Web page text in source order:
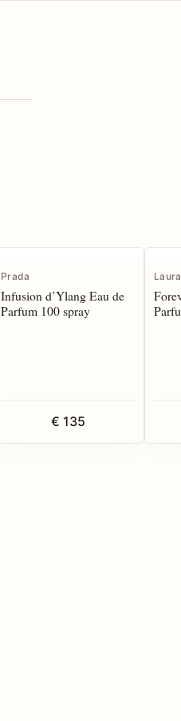
Prada
Infusion d’Ylang Eau de
Parfum 100 spray
€ 135